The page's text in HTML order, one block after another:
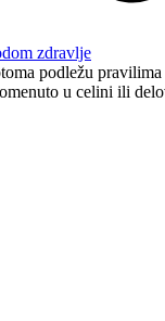
zdravlje
podležu
u celini ili